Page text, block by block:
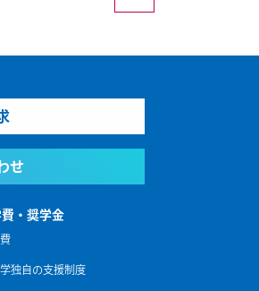
せ
・奨学金
独自の支援制度